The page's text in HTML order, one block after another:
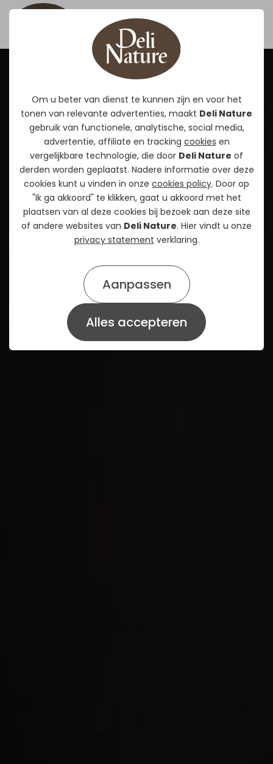
Om u beter van dienst te kunnen zijn en voor het
tonen van relevante advertenties, maakt Deli Nature
gebruik van functionele, analytische, social media,
advertentie, affiliate en tracking cookies en
vergelijkbare technologie, die door Deli Nature of
derden worden geplaatst. Nadere informatie over deze
cookies kunt u vinden in onze cookies policy. Door op
"Ik ga akkoord" te klikken, gaat u akkoord met het
plaatsen van al deze cookies bij bezoek aan deze site
of andere websites van Deli Nature. Hier vindt u onze
privacy statement verklaring.
Aanpassen
Alles accepteren